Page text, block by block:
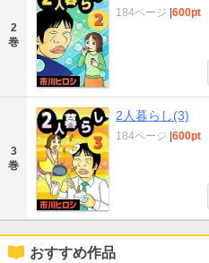
2
巻
184ページ 600pt
3
巻
2人暮らし(3)
184ページ 600pt
おすすめ作品